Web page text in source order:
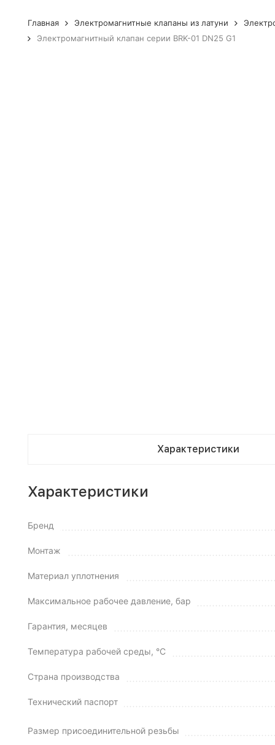
Главная Электромагнитные клапаны из латуни
Электромагнитный клапан серии BRK-01 DN25 G1
Характеристики
Характеристики
Бренд
Монтаж
Материал уплотнения
Максимальное рабочее давление, бар
Гарантия, месяцев
Температура рабочей среды, °C
Страна производства
Технический паспорт
Размер присоединительной резьбы